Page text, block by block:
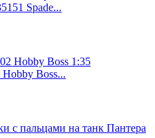
Spade...
Boss...